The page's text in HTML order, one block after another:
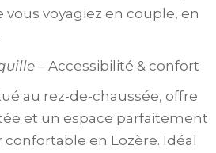
voyagiez en couple, en
– Accessibilité & confort
au rez-de-chaussée, offre
et un espace parfaitement
en Lozère. Idéal